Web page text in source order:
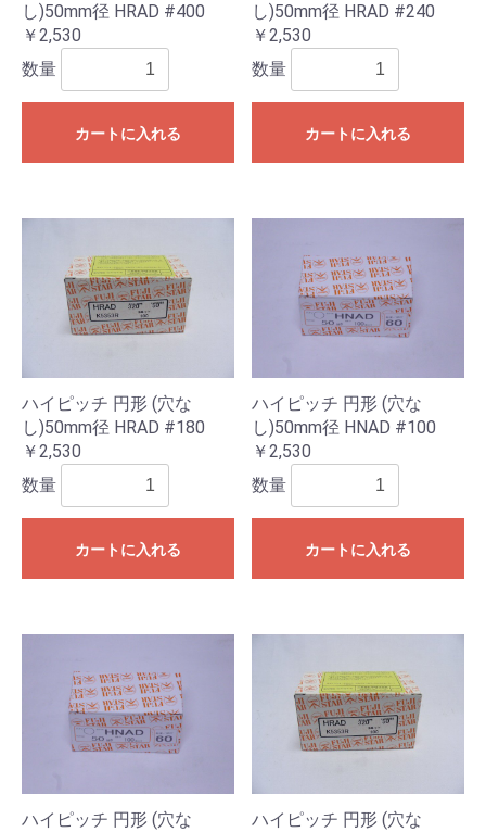
し)50mm径 HRAD #400
￥2,530
数量
カートに入れる
し)50mm径 HRAD #240
￥2,530
数量
カートに入れる
ハイピッチ 円形 (穴な
し)50mm径 HRAD #180
￥2,530
数量
カートに入れる
ハイピッチ 円形 (穴な
し)50mm径 HNAD #100
￥2,530
数量
カートに入れる
ハイピッチ 円形 (穴な
ハイピッチ 円形 (穴な